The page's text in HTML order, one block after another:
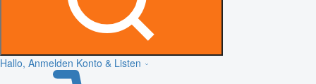
Hallo, Anmelden Konto & Listen